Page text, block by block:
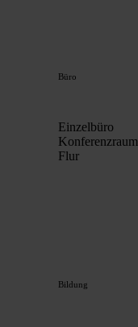
Büro
Einzelbüro
Konferenzraum
Flur
Bildung